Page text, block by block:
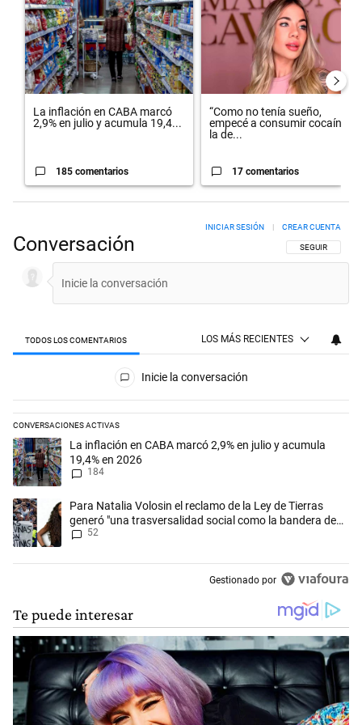
La inflación en CABA marcó
2,9% en julio y acumula 19,4...
185 comentarios
“Como no tenía sueño,
empecé a consumir cocaína”:
la de...
17 comentarios
Conversación SIGA ESTA
SEGUIR
INICIAR SESIÓN | CREAR CUENTA
TODOS LOS COMENTARIOS LOS MÁS RECIENTES
Todos los comentarios
Inicie la conversación
CONVERSACIONES ACTIVAS
Este listado muestra los artículos con más comentarios en los
Un artículo de tendencia con el título "La inflación en CABA marcó
La inflación en CABA marcó 2,9% en julio y acumula
19,4% en 2026
184
Un artículo de tendencia con el título "Para Natalia Volosin el
Para Natalia Volosin el reclamo de la Ley de Tierras
generó "una trasversalidad social como la bandera de
Malvinas"
52
Gestionado por